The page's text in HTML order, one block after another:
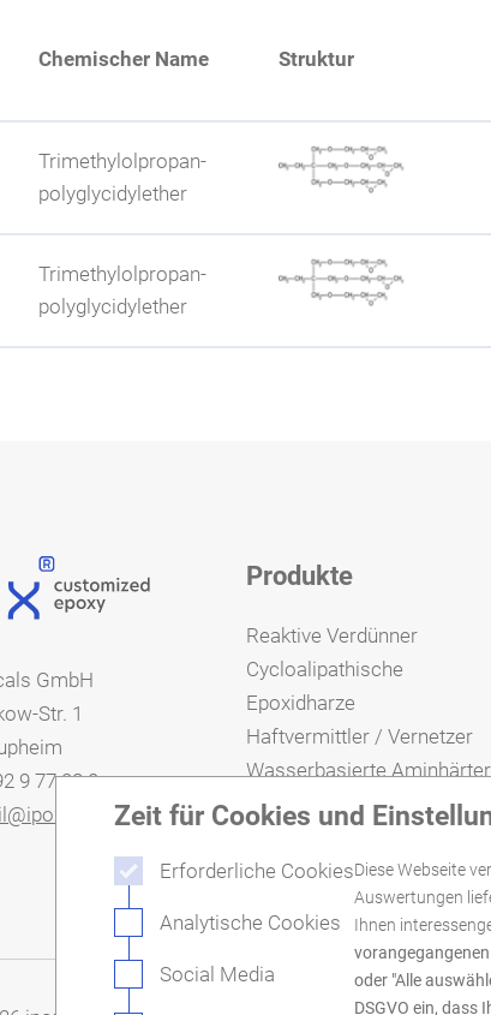
Zeit für Cookies und
Erforderliche Cookies
Analytische Cookies
Social Media
Diese Webseite
Auswertungen
Ihnen
oder "Alle
DSGVO ein, dass
Sicherheitsdatenblatt Muster
Sicherheitsdatenblatt Muster
Chemischer Name Struktur
Trimethylolpropan-
polyglycidylether
beschleunigende Wirkung; hoher
Trimethylolpropan-
polyglycidylether
Sicherheitsdatenblatt Muster
GmbH
Str. 1
9 77 28 0
chemicals.com
Produkte
Reaktive Verdünner
Cycloalipathische
Epoxidharze
Haftvermittler / Vernetzer
Wasserbasierte Aminhärter
Modifizierte Aminhärter